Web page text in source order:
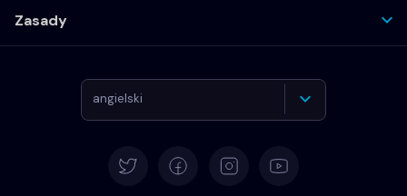
Zasady
angielski